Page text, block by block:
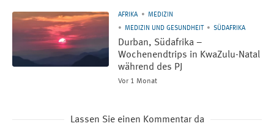
AFRIKA
MEDIZIN
MEDIZIN UND GESUNDHEIT
SÜDAFRIKA
Durban, Südafrika –
Wochenendtrips in KwaZulu-Natal
während des PJ
Vor 1 Monat
Lassen Sie einen Kommentar da